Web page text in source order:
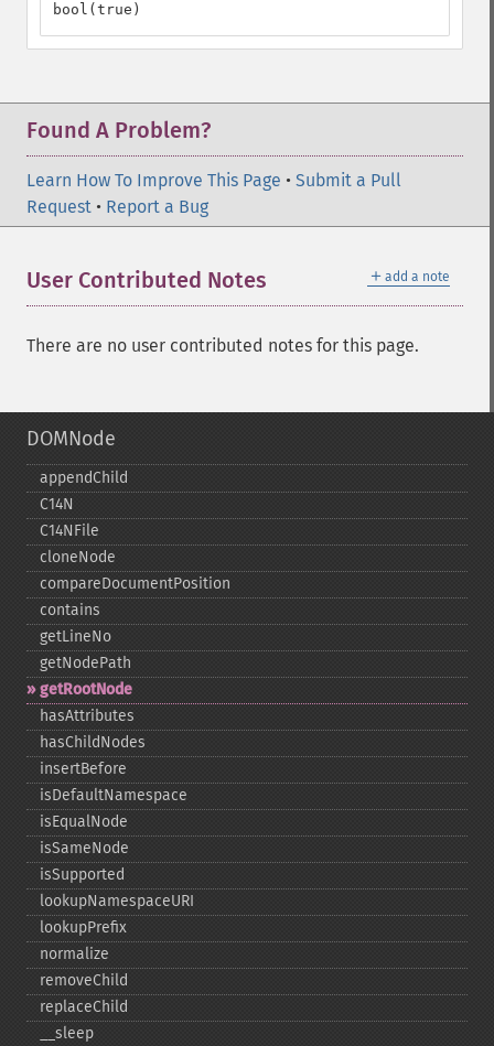
bool(true)
Found A Problem?
Learn How To Improve This Page • Submit a Pull
Request • Report a Bug
＋ add a note
User Contributed Notes
There are no user contributed notes for this page.
DOMNode
appendChild
C14N
C14NFile
cloneNode
compareDocumentPosition
contains
getLineNo
getNodePath
getRootNode
hasAttributes
hasChildNodes
insertBefore
isDefaultNamespace
isEqualNode
isSameNode
isSupported
lookupNamespaceURI
lookupPrefix
normalize
removeChild
replaceChild
_​_​sleep